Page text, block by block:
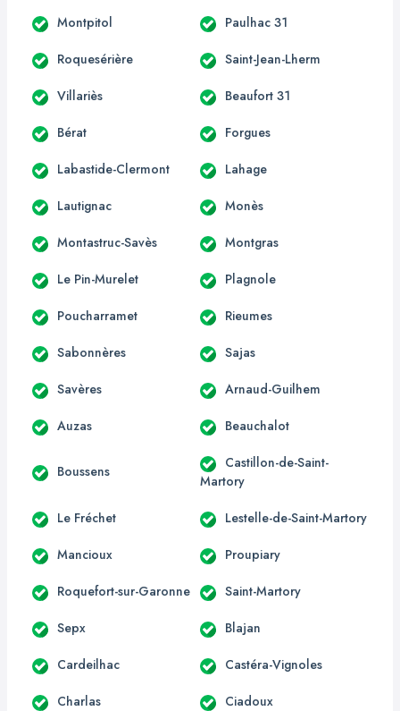
Montpitol Paulhac 31
Roquesérière Saint-Jean-Lherm
Villariès Beaufort 31
Bérat Forgues
Labastide-Clermont Lahage
Lautignac Monès
Montastruc-Savès Montgras
Le Pin-Murelet Plagnole
Poucharramet Rieumes
Sabonnères Sajas
Savères Arnaud-Guilhem
Auzas Beauchalot
Boussens
Castillon-de-Saint-
Martory
Le Fréchet Lestelle-de-Saint-Martory
Mancioux Proupiary
Roquefort-sur-Garonne Saint-Martory
Sepx Blajan
Cardeilhac Castéra-Vignoles
Charlas Ciadoux